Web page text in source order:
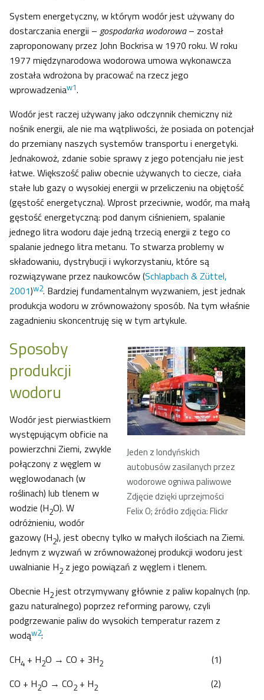
System energetyczny, w którym wodór jest używany do
dostarczania energii – gospodarka wodorowa– został
zaproponowany przez John Bockrisa w 1970 roku. W roku
1977 międzynarodowa wodorowa umowa wykonawcza
została wdrożona by pracować na rzecz jego
wprowadzeniaw1.
Wodór jest raczej używany jako odczynnik chemiczny niż
nośnik energii, ale nie ma wątpliwości, że posiada on potencjał
do przemiany naszych systemów transportu i energetyki.
Jednakowoż, zdanie sobie sprawy z jego potencjału nie jest
łatwe. Większość paliw obecnie używanych to ciecze, ciała
stałe lub gazy o wysokiej energii w przeliczeniu na objętość
(gęstość energetyczna). Wprost przeciwnie, wodór, ma małą
gęstość energetyczną: pod danym ciśnieniem, spalanie
jednego litra wodoru daje jedną trzecią energii z tego co
spalanie jednego litra metanu. To stwarza problemy w
składowaniu, dystrybucji i wykorzystaniu, które są
rozwiązywane przez naukowców (Schlapbach & Züttel,
2001)w2. Bardziej fundamentalnym wyzwaniem, jest jednak
produkcja wodoru w zrównoważony sposób. Na tym właśnie
zagadnieniu skoncentruję się w tym artykule.
Jeden z londyńskich
autobusów zasilanych przez
wodorowe ogniwa paliwowe
Zdjęcie dzięki uprzejmości
Felix O; źródło zdjęcia: Flickr
Sposoby
produkcji
wodoru
Wodór jest pierwiastkiem
występującym obficie na
powierzchni Ziemi, zwykle
połączony z węglem w
węglowodanach (w
roślinach) lub tlenem w
wodzie (H2O). W
odróżnieniu, wodór
gazowy (H2), jest obecny tylko w małych ilościach na Ziemi.
Jednym z wyzwań w zrównoważonej produkcji wodoru jest
uwalnianie H2 z jego powiązań z węglem i tlenem.
Obecnie H2 jest otrzymywany głównie z paliw kopalnych (np.
gazu naturalnego) poprzez reforming parowy, czyli
podgrzewanie paliw do wysokich temperatur razem z
wodąw2:
CH4 + H2O → CO + 3H2 (1)
CO + H2O → CO2 + H2 (2)